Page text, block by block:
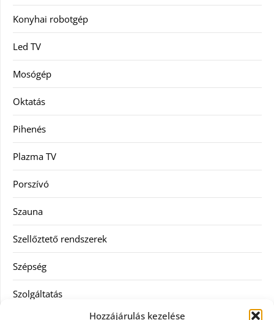
Hozzájárulás kezelése
Konyhai robotgép
Led TV
Mosógép
Oktatás
Pihenés
Plazma TV
Porszívó
Szauna
Szellőztető rendszerek
Szépség
Szolgáltatás